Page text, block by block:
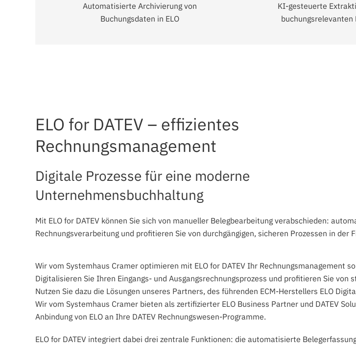
Automatisierte Archivierung von
Buchungsdaten in ELO
KI-gesteuerte
buchungsrelevanten
ELO for DATEV – effizientes
Rechnungsmanagement
Digitale Prozesse für eine moderne
Unternehmensbuchhaltung
Mit ELO for DATEV können Sie sich von manueller Belegbearbeitung verabschieden:
Rechnungsverarbeitung und profitieren Sie von durchgängigen, sicheren Prozessen in der
Wir vom Systemhaus Cramer optimieren mit ELO for DATEV Ihr
Digitalisieren Sie Ihren Eingangs- und Ausgangsrechnungsprozess und profitieren Sie
Nutzen Sie dazu die Lösungen unseres Partners, des führenden ECM-Herstellers ELO
Wir vom Systemhaus Cramer bieten als zertifizierter ELO Business Partner und DATEV
Anbindung von ELO an Ihre DATEV Rechnungswesen-Programme.
ELO for DATEV integriert dabei drei zentrale Funktionen: die automatisierte